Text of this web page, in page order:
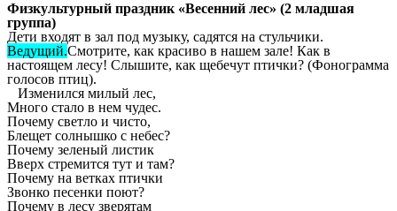
Физкультурный праздник «Весенний лес» (2 младшая
группа)
Дети входят в зал под музыку, садятся на стульчики.
Ведущий.Смотрите, как красиво в нашем зале! Как в
настоящем лесу! Слышите, как щебечут птички? (Фонограмма
голосов птиц).
Изменился милый лес,
Много стало в нем чудес.
Почему светло и чисто,
Блещет солнышко с небес?
Почему зеленый листик
Вверх стремится тут и там?
Почему на ветках птички
Звонко песенки поют?
Почему в лесу зверятам